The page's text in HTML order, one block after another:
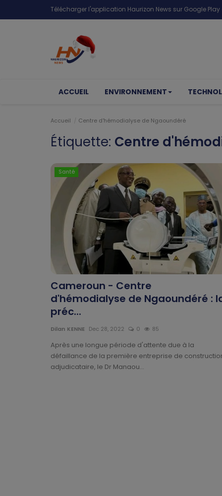
Télécharger l'application Haurizon News sur Google Play
ACCUEIL ENVIRONNEMENT
Accueil Centre d'hémodialyse de Ngaoundéré
Étiquette: Centre
Santé
Cameroun - Centre
d'hémodialyse de Ngaoundéré :
préc...
Dilan KENNE Dec 28, 2022 0 85
Après une longue période d'attente due à la
défaillance de la première entreprise de
adjudicataire, le Dr Manaou...